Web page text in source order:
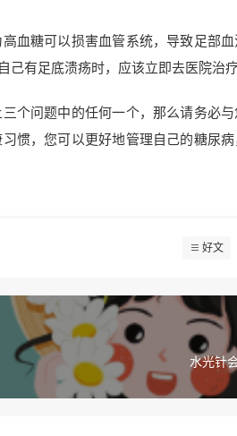
血糖可以损害血管系统，导致足部血
有足底溃疡时，应该立即去医院治疗
个问题中的任何一个，那么请务必
惯，您可以更好地管理自己的糖尿病
好文
水光针